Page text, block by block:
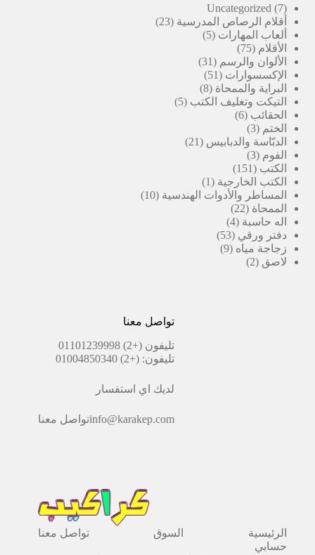
Uncategorized
7
7
منتجات
أقلام الرصاص المدرسية 23
23
ألعاب المهارات 5
5
الأقلام 75
75
منتج
الألوان والرسم 31
31
الإكسسوارات 51
51
منتج
البراية والممحاة 8
8
منتجاتالتيكت وتغليف الكتب 5
5
الحقائب 6
6
الختم 3
3
منتجات
الدبّاسة والدبابيس 21
21
الفوم 3
3
منتجات
الكتب 151
151
منتج
الكتب الخارجية 1
منتج
المساطر والأدوات الهندسية 10
10
الممحاة 22
22
منتج
اله حاسبة 4
4
منتجات
دفتر ورقي 53
53
منتج
زجاجة مياه 9
9
لاصق 2
2
تواصل معنا
تليفون(+2) 01101239998
تليفون: (+2) 01004850340
لديك اي استفسار
info@karakep.comتواصل معنا
الرئيسية السوق
تواصل معنا
حسابي